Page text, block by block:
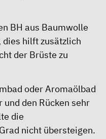
BH aus Baumwolle
dies hilft zusätzlich
der Brüste zu
oder Aromaölbad
den Rücken sehr
die
nicht übersteigen.